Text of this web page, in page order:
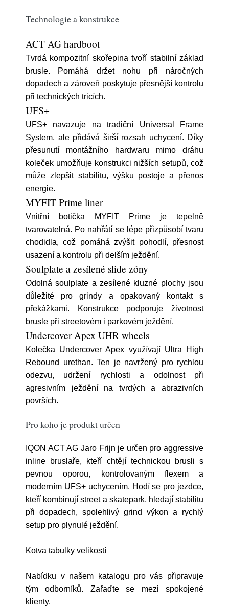
Technologie a konstrukce
ACT AG hardboot
Tvrdá kompozitní skořepina tvoří stabilní základ
brusle. Pomáhá držet nohu při náročných
dopadech a zároveň poskytuje přesnější kontrolu
při technických tricích.
UFS+
UFS+ navazuje na tradiční Universal Frame
System, ale přidává širší rozsah uchycení. Díky
přesunutí montážního hardwaru mimo dráhu
koleček umožňuje konstrukci nižších setupů, což
může zlepšit stabilitu, výšku postoje a přenos
energie.
MYFIT Prime liner
Vnitřní botička MYFIT Prime je tepelně
tvarovatelná. Po nahřátí se lépe přizpůsobí tvaru
chodidla, což pomáhá zvýšit pohodlí, přesnost
usazení a kontrolu při delším ježdění.
Soulplate a zesílené slide zóny
Odolná soulplate a zesílené kluzné plochy jsou
důležité pro grindy a opakovaný kontakt s
překážkami. Konstrukce podporuje životnost
brusle při streetovém i parkovém ježdění.
Undercover Apex UHR wheels
Kolečka Undercover Apex využívají Ultra High
Rebound urethan. Ten je navržený pro rychlou
odezvu, udržení rychlosti a odolnost při
agresivním ježdění na tvrdých a abrazivních
površích.
Pro koho je produkt určen
IQON ACT AG Jaro Frijn je určen pro aggressive
inline bruslaře, kteří chtějí technickou brusli s
pevnou oporou, kontrolovaným flexem a
moderním UFS+ uchycením. Hodí se pro jezdce,
kteří kombinují street a skatepark, hledají stabilitu
při dopadech, spolehlivý grind výkon a rychlý
setup pro plynulé ježdění.
Kotva tabulky velikostí
Nabídku v našem katalogu pro vás připravuje
tým odborníků. Zařaďte se mezi spokojené
klienty.